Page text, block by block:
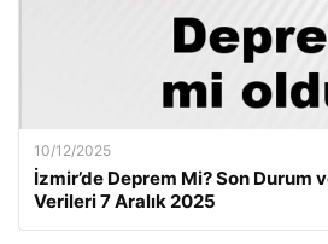
10/12/2025
İzmir’de Deprem Mi? Son Durum
Verileri 7 Aralık 2025